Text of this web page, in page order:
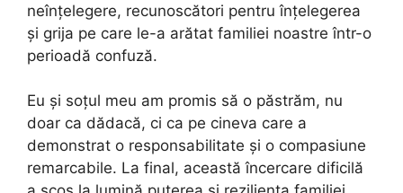
neînțelegere, recunoscători pentru înțelegerea
și grija pe care le-a arătat familiei noastre într-o
perioadă confuză.
Eu și soțul meu am promis să o păstrăm, nu
doar ca dădacă, ci ca pe cineva care a
demonstrat o responsabilitate și o compasiune
remarcabile. La final, această încercare dificilă